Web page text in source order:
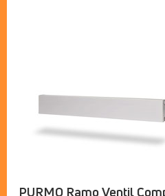
PURMO Ramo Ventil